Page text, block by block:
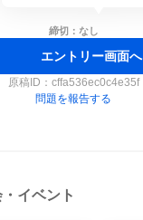
締切：なし
エントリー画面へ
原稿ID： cffa536ec0c4e35f
問題を報告する
イベント